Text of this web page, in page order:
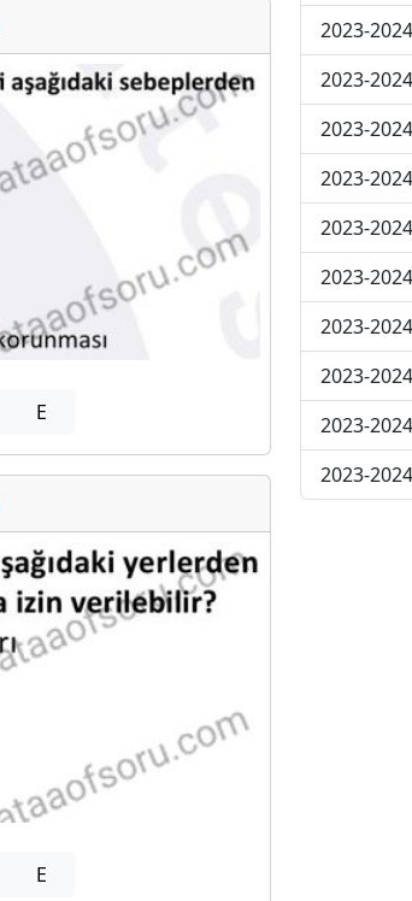
E
E
2023-
2023-
2023-
2023-
2023-
2023-
2023-
2023-
2023-
2023-